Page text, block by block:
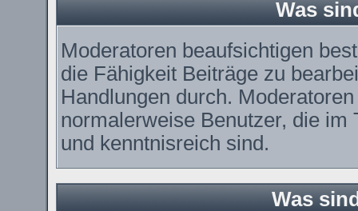
Was
Moderatoren beaufsichtigen
die Fähigkeit Beiträge zu
Handlungen durch.
normalerweise Benutzer, die
und kenntnisreich sind.
Was